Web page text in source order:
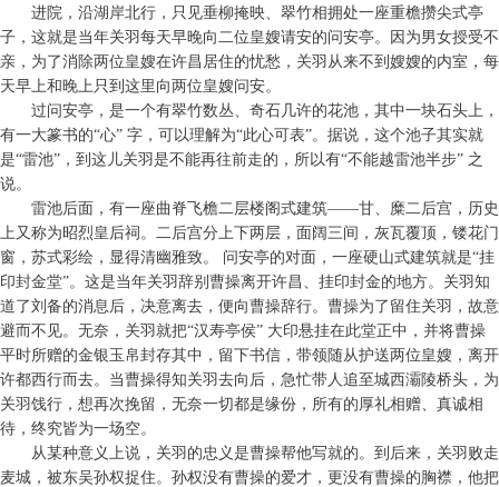
进院，沿湖岸北行，只见垂柳掩映、翠竹相拥处一座重檐攒尖式亭
子，这就是当年关羽每天早晚向二位皇嫂请安的问安亭。因为男女授受不
亲，为了消除两位皇嫂在许昌居住的忧愁，关羽从来不到嫂嫂的内室，每
天早上和晚上只到这里向两位皇嫂问安。
过问安亭，是一个有翠竹数丛、奇石几许的花池，其中一块石头上，
有一大篆书的“心” 字，可以理解为“此心可表”。据说，这个池子其实就
是“雷池”，到这儿关羽是不能再往前走的，所以有“不能越雷池半步” 之
说。
雷池后面，有一座曲脊飞檐二层楼阁式建筑——甘、糜二后宫，历史
上又称为昭烈皇后祠。二后宫分上下两层，面阔三间，灰瓦覆顶，镂花门
窗，苏式彩绘，显得清幽雅致。 问安亭的对面，一座硬山式建筑就是“挂
印封金堂”。这是当年关羽辞别曹操离开许昌、挂印封金的地方。关羽知
道了刘备的消息后，决意离去，便向曹操辞行。曹操为了留住关羽，故意
避而不见。无奈，关羽就把“汉寿亭侯” 大印悬挂在此堂正中，并将曹操
平时所赠的金银玉帛封存其中，留下书信，带领随从护送两位皇嫂，离开
许都西行而去。当曹操得知关羽去向后，急忙带人追至城西灞陵桥头，为
关羽饯行，想再次挽留，无奈一切都是缘份，所有的厚礼相赠、真诚相
待，终究皆为一场空。
从某种意义上说，关羽的忠义是曹操帮他写就的。到后来，关羽败走
麦城，被东吴孙权捉住。孙权没有曹操的爱才，更没有曹操的胸襟，他把